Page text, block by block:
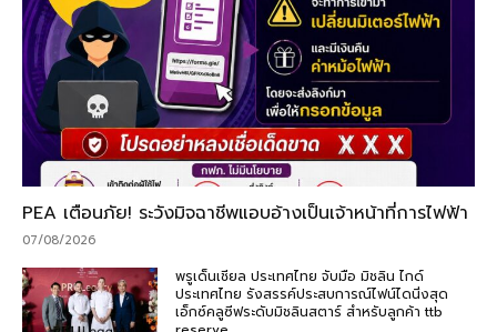
PEA เตือนภัย! ระวังมิจฉาชีพแอบอ้างเป็นเจ้าหน้าที่การไฟฟ้า
07/08/2026
พรูเด็นเชียล ประเทศไทย จับมือ มิชลิน ไกด์
ประเทศไทย รังสรรค์ประสบการณ์ไฟน์ไดนิ่งสุด
เอ็กซ์คลูซีฟระดับมิชลินสตาร์ สำหรับลูกค้า ttb